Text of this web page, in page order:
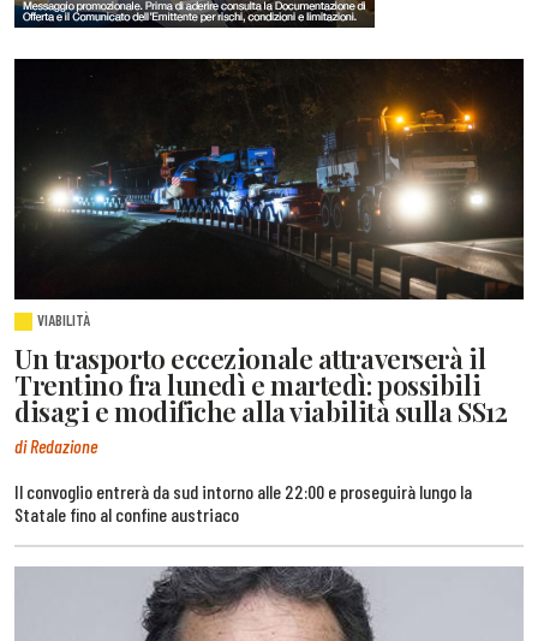
VIABILITÀ
Un trasporto eccezionale attraverserà il
Trentino fra lunedì e martedì: possibili
disagi e modifiche alla viabilità sulla SS12
di Redazione
Il convoglio entrerà da sud intorno alle 22:00 e proseguirà lungo la
Statale fino al confine austriaco